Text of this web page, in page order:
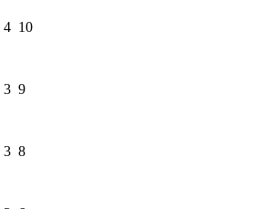
4 10
3 9
3 8